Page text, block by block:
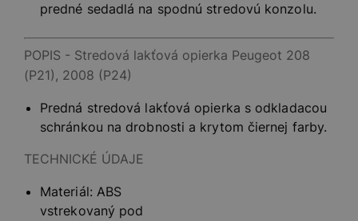
predné sedadlá na spodnú stredovú konzolu.
POPIS - Stredová lakťová opierka Peugeot 208
(P21), 2008 (P24)
Predná stredová lakťová opierka s odkladacou
schránkou na drobnosti a krytom čiernej farby.
TECHNICKÉ ÚDAJE
Materiál: ABS
vstrekovaný pod